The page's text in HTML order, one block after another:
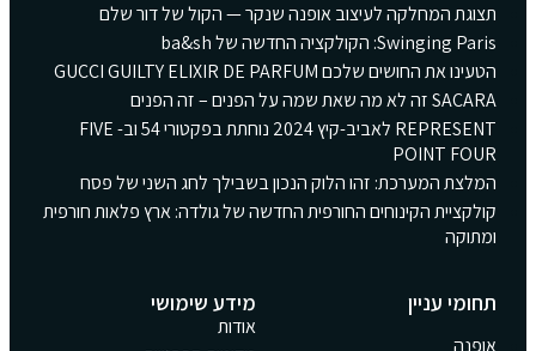
תצוגת המחלקה לעיצוב אופנה שנקר — הקול של דור שלם
Swinging Paris: הקולקציה החדשה של ba&sh
הטעינו את החושים שלכם GUCCI GUILTY ELIXIR DE PARFUM
SACARA זה לא מה שאת שמה על הפנים – זה הפנים
REPRESENT לאביב-קיץ 2024 נוחתת בפקטורי 54 וב- FIVE
POINT FOUR
המלצת המערכת: זהו הלוק הנכון בשבילך לחג השני של פסח
קולקציית הקינוחים החורפית החדשה של גולדה: ארץ פלאות חורפית
ומתוקה
תחומי עניין
אופנה
מידע שימושי
אודות